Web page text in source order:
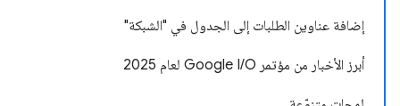
إضافة عناوين الطلبات إلى الجدول في "الشبكة"
أبرز الأخبار من مؤتمر Google I/O لعام 2025